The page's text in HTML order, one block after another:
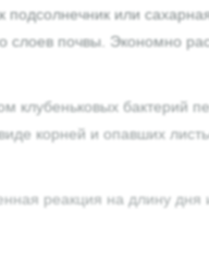
или
слоев почвы. Экономно
клубеньковых бактерий
корней и опавших
реакция на длину